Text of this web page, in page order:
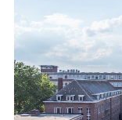
Previous